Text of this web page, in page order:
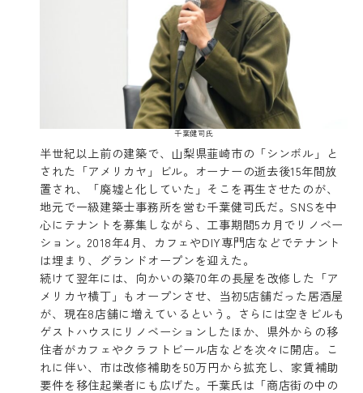
千葉健司氏
半世紀以上前の建築で、山梨県韮崎市の「シンボル」と
された「アメリカヤ」ビル。オーナーの逝去後15年間放
置され、「廃墟と化していた」そこを再生させたのが、
地元で一級建築士事務所を営む千葉健司氏だ。SNSを中
心にテナントを募集しながら、工事期間5カ月でリノベー
ション。2018年4月、カフェやDIY専門店などでテナント
は埋まり、グランドオープンを迎えた。
続けて翌年には、向かいの築70年の長屋を改修した「ア
メリカヤ横丁」もオープンさせ、当初5店舗だった居酒屋
が、現在8店舗に増えているという。さらには空きビルも
ゲストハウスにリノベーションしたほか、県外からの移
住者がカフェやクラフトビール店などを次々に開店。こ
れに伴い、市は改修補助を50万円から拡充し、家賃補助
要件を移住起業者にも広げた。千葉氏は「商店街の中の